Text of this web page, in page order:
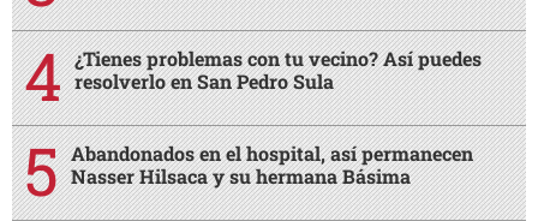
¿Tienes problemas con tu vecino? Así puedes
resolverlo en San Pedro Sula
Abandonados en el hospital, así permanecen
Nasser Hilsaca y su hermana Básima